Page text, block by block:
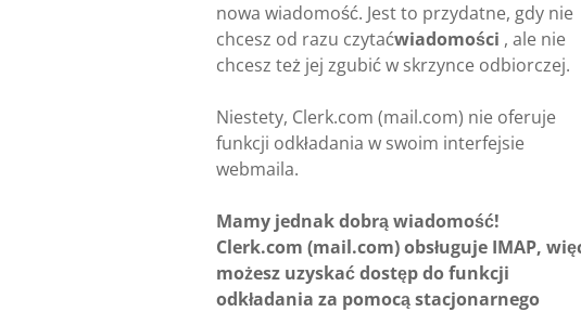
nowa wiadomość. Jest to przydatne, gdy nie
chcesz od razu czytaćwiadomości , ale nie
chcesz też jej zgubić w skrzynce odbiorczej.
Niestety, Clerk.com (mail.com) nie oferuje
funkcji odkładania w swoim interfejsie
webmaila.
Mamy jednak dobrą wiadomość!
Clerk.com (mail.com) obsługuje IMAP,
możesz uzyskać dostęp do funkcji
odkładania za pomocą stacjonarnego